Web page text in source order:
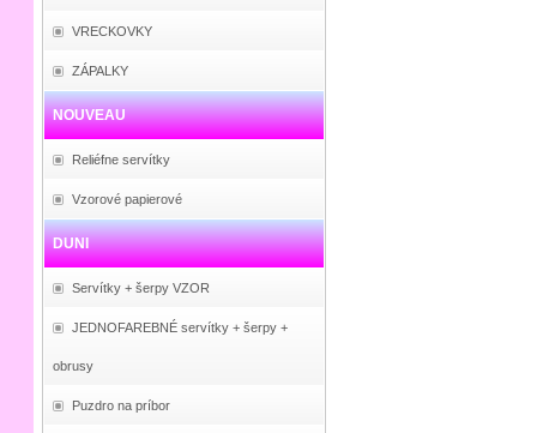
VRECKOVKY
ZÁPALKY
NOUVEAU
Reliéfne servítky
Vzorové papierové
DUNI
Servítky + šerpy VZOR
JEDNOFAREBNÉ servítky + šerpy +
obrusy
Puzdro na príbor